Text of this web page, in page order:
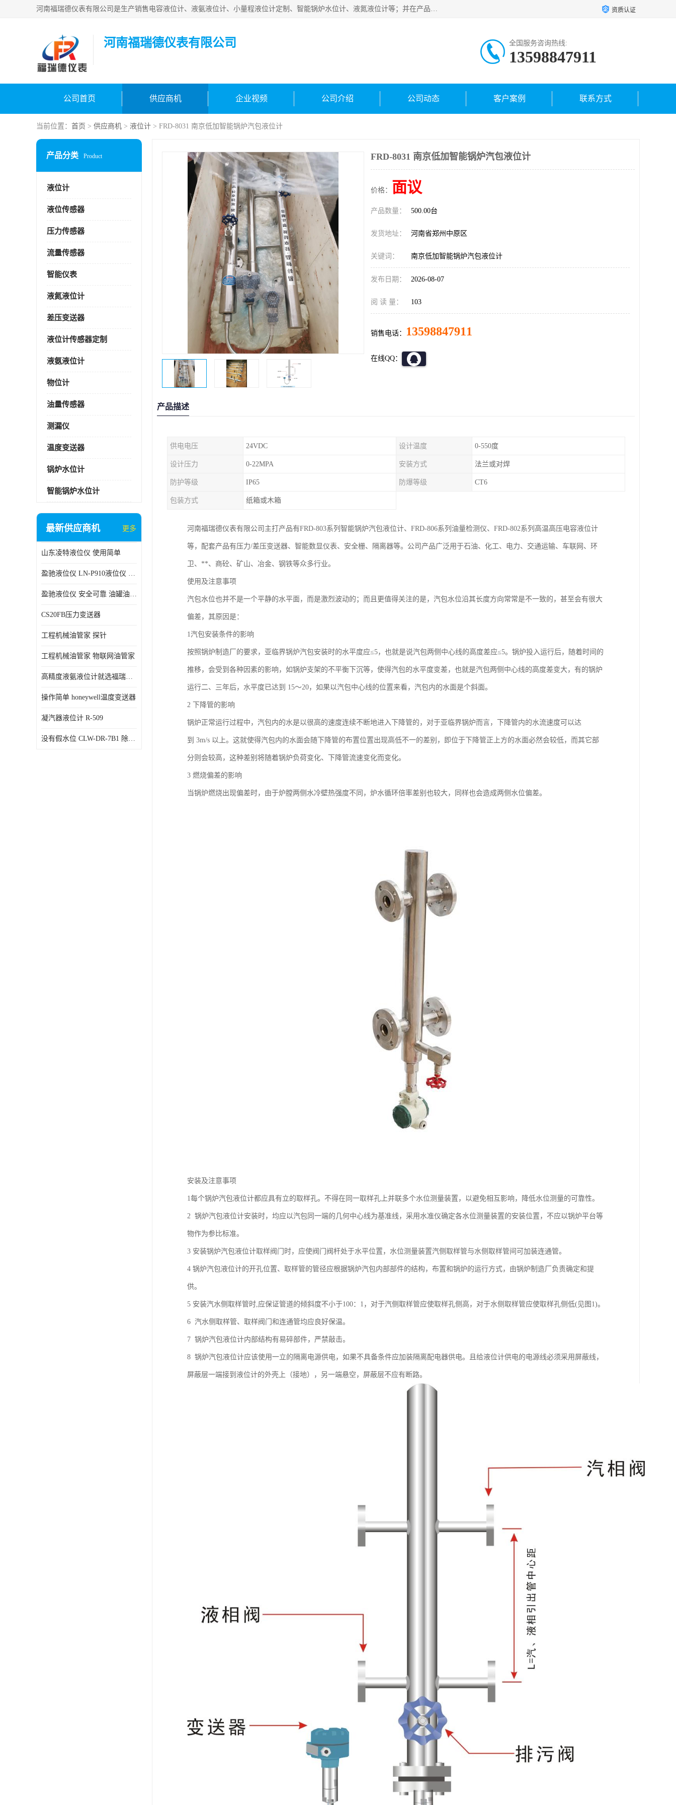
河南福瑞德仪表有限公司是生产销售电容液位计、液氨液位计、小量程液位计定制、智能锅炉水位计、液氮液位计等；并在产品开发、研制的过程中，吸取国内外仪器仪表的技术精华，建立了一支高、精、尖的科研开发队伍，使产品性能不断升级。 资质认证
河南福瑞德仪表有限公司 全国服务咨询热线:
13598847911
公司首页 供应商机 企业视频 公司介绍 公司动态 客户案例 联系方式
当前位置： 首页 > 供应商机 > 液位计 > FRD-8031 南京低加智能锅炉汽包液位计
产品分类 Product
液位计
液位传感器
压力传感器
流量传感器
智能仪表
液氮液位计
差压变送器
液位计传感器定制
液氨液位计
物位计
油量传感器
测漏仪
温度变送器
锅炉水位计
智能锅炉水位计
最新供应商机 更多
山东凌特液位仪 使用简单
盈驰液位仪 LN-P910液位仪 安全可靠
盈驰液位仪 安全可靠 油罐油位检测
CS20FB压力变送器
工程机械油管家 探针
工程机械油管家 物联网油管家
高精度液氨液位计就选福瑞德仪表
操作简单 honeywell温度变送器
凝汽器液位计 R-509
没有假水位 CLW-DR-7B1 除氧器水位测量
FRD-8031 南京低加智能锅炉汽包液位计
价格： 面议
产品数量： 500.00台
发货地址： 河南省郑州中原区
关键词： 南京低加智能锅炉汽包液位计
发布日期： 2026-08-07
阅 读 量： 103
销售电话： 13598847911
在线QQ：
产品描述
供电电压 24VDC 设计温度 0-550度
设计压力 0-22MPA 安装方式 法兰或对焊
防护等级 IP65 防爆等级 CT6
包装方式 纸箱或木箱
河南福瑞德仪表有限公司主打产品有FRD-803系列智能锅炉汽包液位计、FRD-806系列油量检测仪、FRD-802系列高温高压电容液位计
等，配套产品有压力/差压变送器、智能数显仪表、安全栅、隔离器等。公司产品广泛用于石油、化工、电力、交通运输、车联网、环
卫、**、商砼、矿山、冶金、钢铁等众多行业。
使用及注意事项
汽包水位也并不是一个平静的水平面，而是激烈波动的；而且更值得关注的是，汽包水位沿其长度方向常常是不一致的，甚至会有很大
偏差，其原因是：
1汽包安装条件的影响
按照锅炉制造厂的要求，亚临界锅炉汽包安装时的水平度应≤5，也就是说汽包两侧中心线的高度差应≤5。锅炉投入运行后，随着时间的
推移，会受到各种因素的影响，如锅炉支架的不平衡下沉等，使得汽包的水平度变差，也就是汽包两侧中心线的高度差变大，有的锅炉
运行二、三年后，水平度已达到 15～20，如果以汽包中心线的位置来看，汽包内的水面是个斜面。
2 下降管的影响
锅炉正常运行过程中，汽包内的水是以很高的速度连续不断地进入下降管的，对于亚临界锅炉而言，下降管内的水流速度可以达
到 3m/s 以上。这就使得汽包内的水面会随下降管的布置位置出现高低不一的差别，即位于下降管正上方的水面必然会较低，而其它部
分则会较高，这种差别将随着锅炉负荷变化、下降管流速变化而变化。
3 燃烧偏差的影响
当锅炉燃烧出现偏差时，由于炉膛两侧水冷壁热强度不同，炉水循环倍率差别也较大，同样也会造成两侧水位偏差。
安装及注意事项
1每个锅炉汽包液位计都应具有立的取样孔。不得在同一取样孔上并联多个水位测量装置，以避免相互影响，降低水位测量的可靠性。
2 锅炉汽包液位计安装时，均应以汽包同一端的几何中心线为基准线，采用水准仪确定各水位测量装置的安装位置，不应以锅炉平台等
物作为参比标准。
3 安装锅炉汽包液位计取样阀门时，应使阀门阀杆处于水平位置，水位测量装置汽侧取样管与水侧取样管间可加装连通管。
4 锅炉汽包液位计的开孔位置、取样管的管径应根据锅炉汽包内部部件的结构，布置和锅炉的运行方式，由锅炉制造厂负责确定和提
供。
5 安装汽水侧取样管时,应保证管道的倾斜度不小于100：1，对于汽侧取样管应使取样孔侧高，对于水侧取样管应使取样孔侧低(见图1)。
6 汽水侧取样管、取样阀门和连通管均应良好保温。
7 锅炉汽包液位计内部结构有易碎部件，严禁敲击。
8 锅炉汽包液位计应该使用一立的隔离电源供电，如果不具备条件应加装隔离配电器供电。且给液位计供电的电源线必须采用屏蔽线，
屏蔽层一端接到液位计的外壳上（接地），另一端悬空，屏蔽层不应有断路。